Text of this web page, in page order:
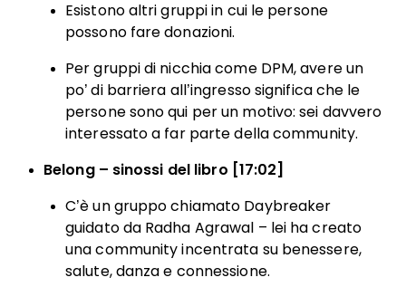
Esistono altri gruppi in cui le persone
possono fare donazioni.
Per gruppi di nicchia come DPM, avere un
po’ di barriera all’ingresso significa che le
persone sono qui per un motivo: sei davvero
interessato a far parte della community.
Belong – sinossi del libro [17:02]
C’è un gruppo chiamato Daybreaker
guidato da Radha Agrawal – lei ha creato
una community incentrata su benessere,
salute, danza e connessione.